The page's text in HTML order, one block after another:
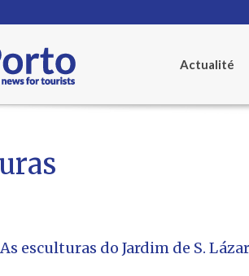
Actualité
esculturas do Jardim de S.